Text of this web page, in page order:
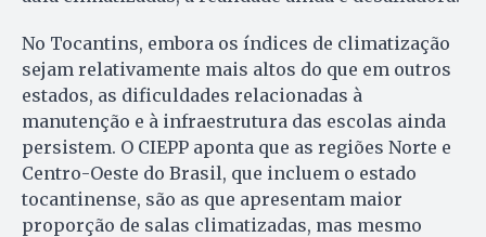
No Tocantins, embora os índices de climatização
sejam relativamente mais altos do que em outros
estados, as dificuldades relacionadas à
manutenção e à infraestrutura das escolas ainda
persistem. O CIEPP aponta que as regiões Norte e
Centro-Oeste do Brasil, que incluem o estado
tocantinense, são as que apresentam maior
proporção de salas climatizadas, mas mesmo